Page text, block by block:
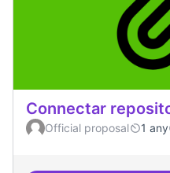
Connectar
Official proposal 1 any